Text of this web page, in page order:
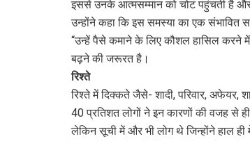
इससे उनके आत्मसम्मान को चोट पहुंचती है
उन्होंने कहा कि इस समस्या का एक संभावित
“उन्हें पैसे कमाने के लिए कौशल हासिल करने
बढ़ने की जरूरत है।
रिश्ते
रिश्ते में दिक्कते जैसे- शादी, परिवार,
40 प्रतिशत लोगों ने इन कारणों की वजह से
लेकिन सूची में और भी लोग थे जिन्होंने हाल